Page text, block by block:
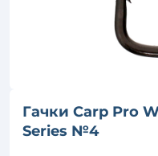
Гачки Carp Pro
Series №4